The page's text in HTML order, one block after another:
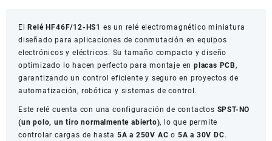
ElRelé HF46F/12-HS1 es un relé electromagnético miniatura
diseñado para aplicaciones de conmutación en equipos
electrónicos y eléctricos. Su tamaño compacto y diseño
optimizado lo hacen perfecto para montaje en placas PCB,
garantizando un control eficiente y seguro en proyectos de
automatización, robótica y sistemas de control.
Este relé cuenta con una configuración de contactos SPST-NO
(un polo, un tiro normalmente abierto), lo que permite
controlar cargas de hasta 5A a 250V AC o 5A a 30V DC.